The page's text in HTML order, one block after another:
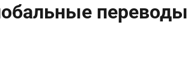
переводы